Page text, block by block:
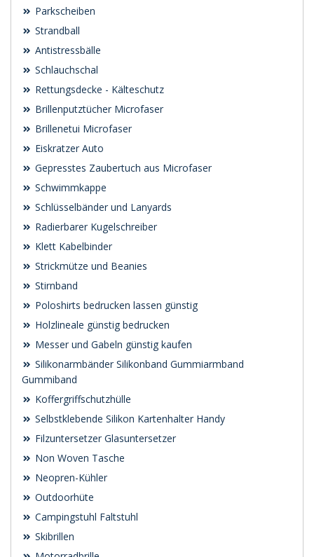
Parkscheiben
Strandball
Antistressbälle
Schlauchschal
Rettungsdecke - Kälteschutz
Brillenputztücher Microfaser
Brillenetui Microfaser
Eiskratzer Auto
Gepresstes Zaubertuch aus Microfaser
Schwimmkappe
Schlüsselbänder und Lanyards
Radierbarer Kugelschreiber
Klett Kabelbinder
Strickmütze und Beanies
Stirnband
Poloshirts bedrucken lassen günstig
Holzlineale günstig bedrucken
Messer und Gabeln günstig kaufen
Silikonarmbänder Silikonband Gummiarmband
Gummiband
Koffergriffschutzhülle
Selbstklebende Silikon Kartenhalter Handy
Filzuntersetzer Glasuntersetzer
Non Woven Tasche
Neopren-Kühler
Outdoorhüte
Campingstuhl Faltstuhl
Skibrillen